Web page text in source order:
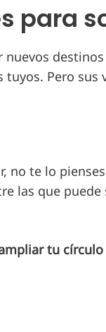
para
nuevos
Pero sus
no te lo
las que
tu